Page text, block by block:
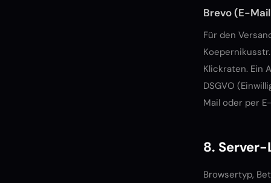
Brevo (E-
Für den
Klickraten. Ein
DSGVO
Mail oder per
8.
Browsertyp,